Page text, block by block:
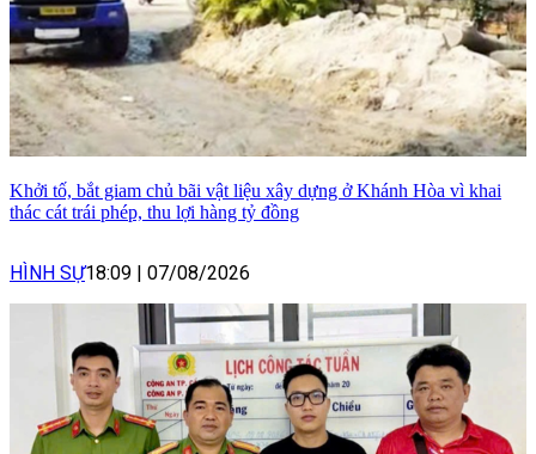
Khởi tố, bắt giam chủ bãi vật liệu xây dựng ở Khánh Hòa vì khai
thác cát trái phép, thu lợi hàng tỷ đồng
HÌNH SỰ18:09 | 07/08/2026